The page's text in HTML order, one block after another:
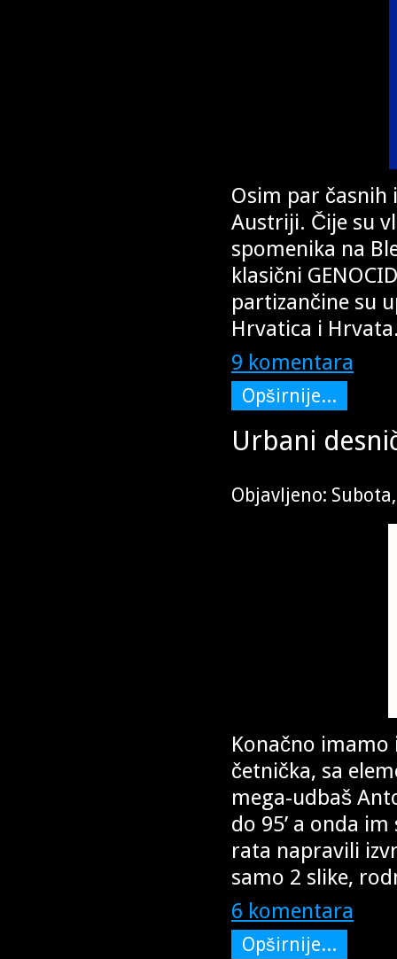
Osim par časnih
Austriji. Čije su
spomenika na
klasični
partizančine su
Hrvatica i
9 komentara
Opširnije...
Urbani
Objavljeno:
Konačno
četnička, sa
mega-udbaš
do 95’ a onda
rata napravili
samo 2 slike,
6 komentara
Opširnije...